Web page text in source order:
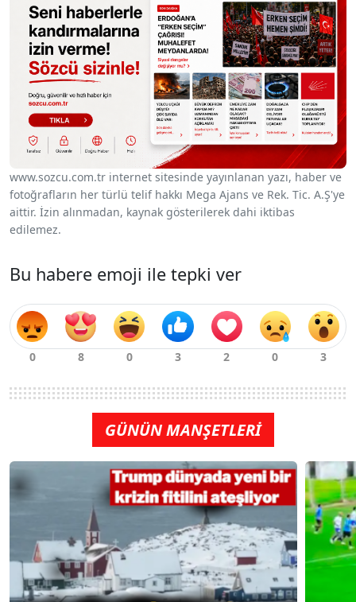
www.sozcu.com.tr internet sitesinde yayınlanan yazı, haber ve
fotoğrafların her türlü telif hakkı Mega Ajans ve Rek. Tic. A.Ş'ye
aittir. İzin alınmadan, kaynak gösterilerek dahi iktibas
edilemez.
Bu habere emoji ile tepki ver
GÜNÜN MANŞETLERİ